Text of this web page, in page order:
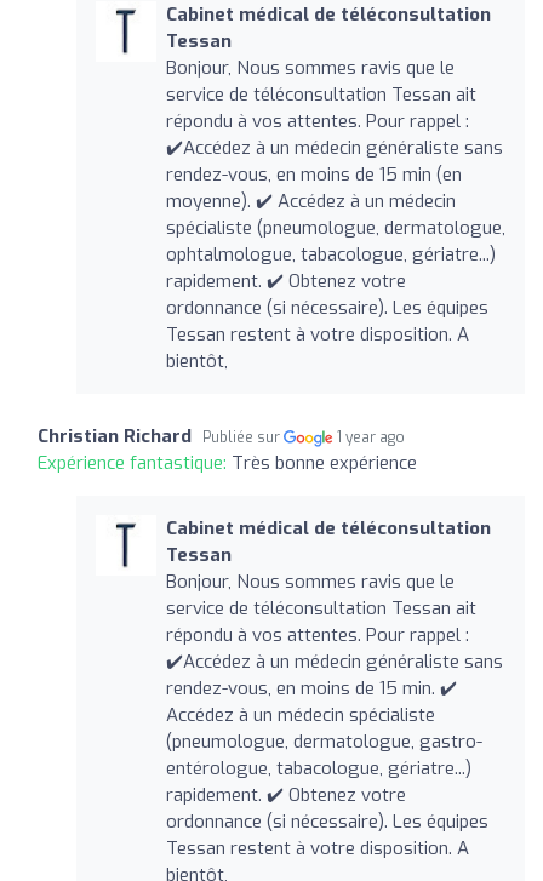
Cabinet médical de téléconsultation
Tessan
Bonjour, Nous sommes ravis que le
service de téléconsultation Tessan ait
répondu à vos attentes. Pour rappel :
✔️Accédez à un médecin généraliste sans
rendez-vous, en moins de 15 min (en
moyenne). ✔️ Accédez à un médecin
spécialiste (pneumologue, dermatologue,
ophtalmologue, tabacologue, gériatre...)
rapidement. ✔️ Obtenez votre
ordonnance (si nécessaire). Les équipes
Tessan restent à votre disposition. A
bientôt,
Christian Richard Publiée sur 1 year ago
Expérience fantastique: Très bonne expérience
Cabinet médical de téléconsultation
Tessan
Bonjour, Nous sommes ravis que le
service de téléconsultation Tessan ait
répondu à vos attentes. Pour rappel :
✔️Accédez à un médecin généraliste sans
rendez-vous, en moins de 15 min. ✔️
Accédez à un médecin spécialiste
(pneumologue, dermatologue, gastro-
entérologue, tabacologue, gériatre...)
rapidement. ✔️ Obtenez votre
ordonnance (si nécessaire). Les équipes
Tessan restent à votre disposition. A
bientôt,